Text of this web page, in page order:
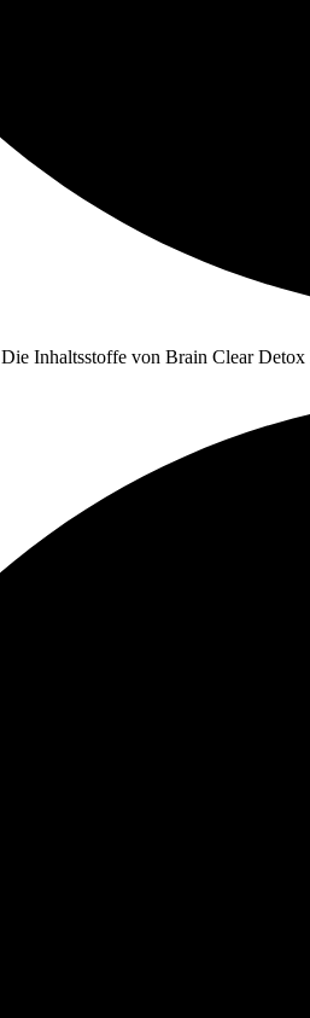
Die Inhaltsstoffe von Brain Clear Detox